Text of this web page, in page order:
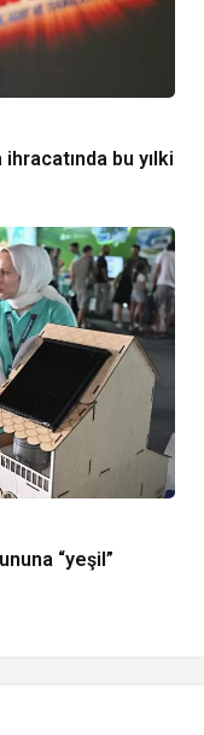
bu yılki
“yeşil”